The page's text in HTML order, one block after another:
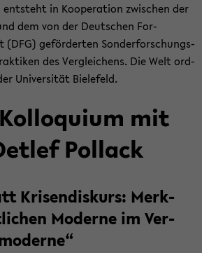
ent­steht in Ko­ope­ra­ti­on zwi­schen der
dem von der Deut­schen For­
(DFG) ge­för­der­ten Son­der­for­schungs­
des Ver­glei­chens. Die Welt ord­
Uni­ver­si­tät Bie­le­feld.
​Kolloquium mit
Pol­lack
Kri­sen­dis­kurs: Merk­
Mo­der­ne im Ver­